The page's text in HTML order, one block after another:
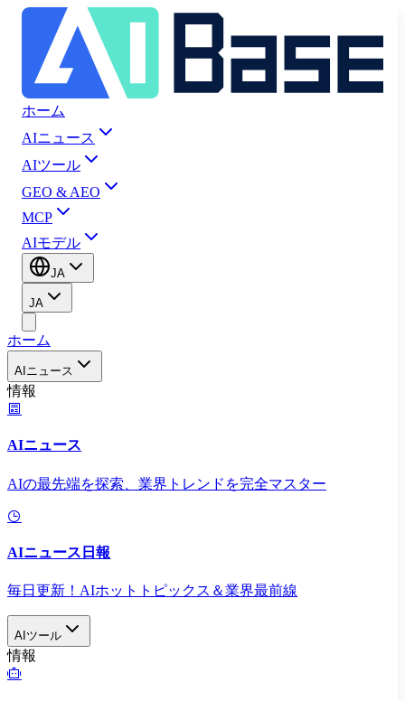
ホーム
AIニュース
AIツール
GEO & AEO
MCP
AIモデル
JA
JA
ホーム
AIニュース
情報
AIニュース
AIの最先端を探索、業界トレンドを完全マスター
AIニュース日報
毎日更新！AIホットトピックス＆業界最前線
AIツール
情報